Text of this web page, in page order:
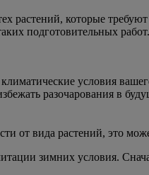
растений, которые
подготовительных
условия
разочарования в
от вида растений, это
зимних условия.